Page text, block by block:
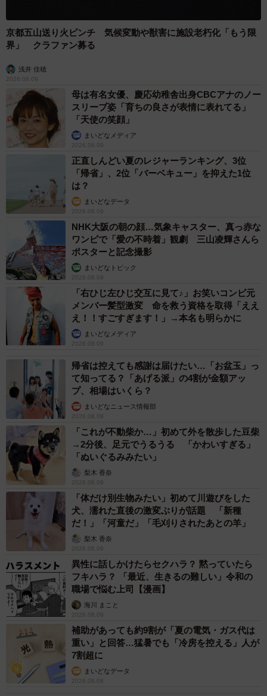
京都五山送り火ピンチ 気候変動や獣害に施設老朽化「もう限
界」 クラファン募る
浅井 佳穂
2026.08.09
母は有名女優、慶応幼稚舎出身CBCアナのノー
スリーブ姿「育ちの良さが表情に表れてる」
「天使の笑顔」
まいどなメディア
2026.08.09
正直しんどい夏のレジャーランキング、3位
「帰省」、2位「バーベキュー」を抑えた1位
は？
まいどなデータ
2026.08.09
NHK大阪の朝の顔…気象キャスター、真っ赤な
ワンピで「愛の不時着」観劇 三山凌輝さんら
ポスターと記念撮影
まいどなトピック
2026.08.09
「右ひじ左ひじ交互に見て♪」お笑いコンビ元
メンバー髪型激変 命を救う資格を取得「ええ
え！！すごすぎます！」→本名も明らかに
まいどなメディア
2026.08.09
帰省は控えても感謝は届けたい…「お盆玉」っ
て知ってる？「あげる派」の4割が金額アッ
プ、相場はいくら？
まいどなニュース情報部
2026.08.09
「これが不動柴か…」初めて外を散歩した豆柴
→2分後、足元でうるうる 「かわいすぎる」
「ぬいぐるみみたい」
梨木 香奈
2026.08.09
「体だけ別生物みたい」初めて川遊びをした
犬、濡れた直後の激変ぶりが話題 「新種
だ！」「河童だ」「毛刈りされたあとの羊」
梨木 香奈
2026.08.09
異性に話しかけたらセクハラ？ 黙っていたら
フキハラ？ 「最近、生きるの難しい」令和の
職場で悩む上司【漫画】
海川 まこと
2026.08.09
補助があっても約9割が「夏の電気・ガス代は
重い」と回答…猛暑でも「冷房を控える」人が
7割超に
まいどなデータ
2026.08.08